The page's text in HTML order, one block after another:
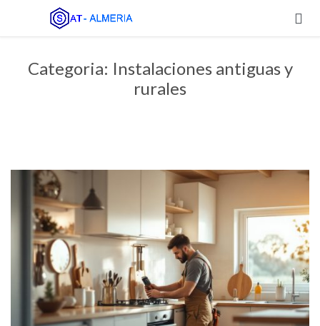

Categoria: Instalaciones antiguas y
rurales